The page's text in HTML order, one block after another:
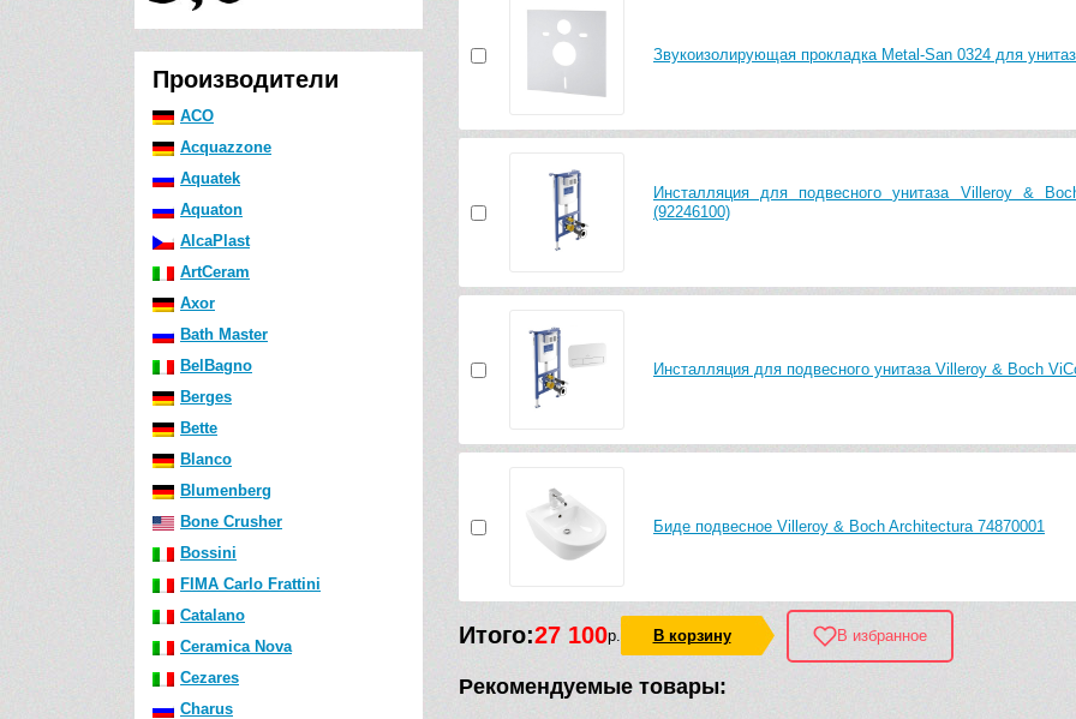
Производители
ACO
Acquazzone
Aquatek
Aquaton
AlcaPlast
ArtCeram
Axor
Bath Master
BelBagno
Berges
Bette
Blanco
Blumenberg
Bone Crusher
Bossini
FIMA Carlo Frattini
Catalano
Ceramica Nova
Cezares
Charus
Звукоизолирующая прокладка Metal-San 0324 для
Инсталляция для подвесного унитаза Villeroy &
(92246100)
Инсталляция для подвесного унитаза Villeroy & Boch
Биде подвесное Villeroy & Boch Architectura 74870001
Итого:27 100р. В корзину В избранное
Рекомендуемые товары: